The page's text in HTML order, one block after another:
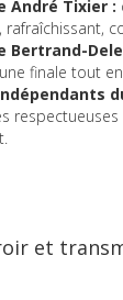
André Tixier :
rafraîchissant,
Bertrand-
finale tout
et